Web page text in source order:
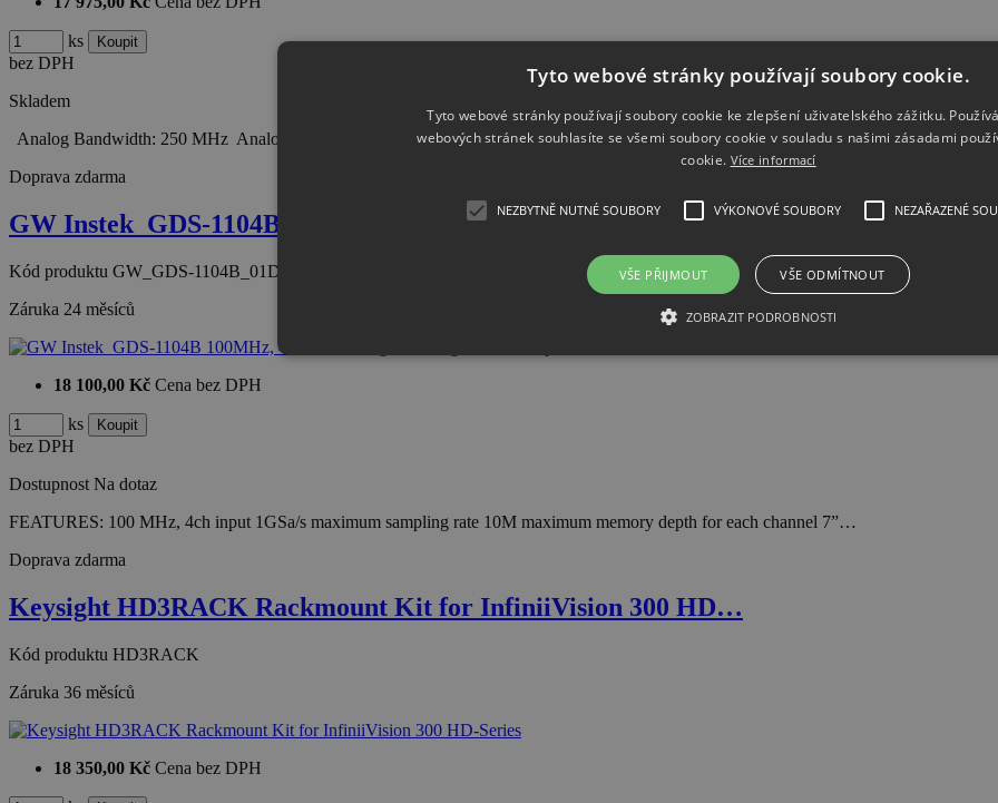
ks
bez DPH
Skladem
Analog Bandwidth: 250 MHz Analog Channels: 4 Maximum Real-time Sample Rate: 1.25 GSa/s Maximum…
Doprava zdarma
GW Instek_GDS-1104B 100MHz, 4-Channel, Digital Storage …
Kód produktu GW_GDS-1104B_01DS114B10GT
Záruka 24 měsíců
18 100,00 Kč Cena bez DPH
ks
bez DPH
Dostupnost Na dotaz
FEATURES: 100 MHz, 4ch input 1GSa/s maximum sampling rate 10M maximum memory depth for each channel 7”…
Doprava zdarma
Keysight HD3RACK Rackmount Kit for InfiniiVision 300 HD…
Kód produktu HD3RACK
Záruka 36 měsíců
18 350,00 Kč Cena bez DPH
Tyto webové stránky používají soubory cookie.
Tyto webové stránky používají soubory cookie ke zlepšení uživatelského zážitku.
webových stránek souhlasíte se všemi soubory cookie v souladu s našimi zásadami
cookie. Více informací
NEZBYTNĚ NUTNÉ SOUBORY VÝKONOVÉ SOUBORY NEZAŘAZENÉ
VŠE PŘIJMOUT VŠE ODMÍTNOUT
ZOBRAZIT PODROBNOSTI